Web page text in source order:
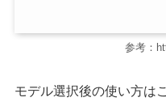
参考：
モデル選択後の使い方は